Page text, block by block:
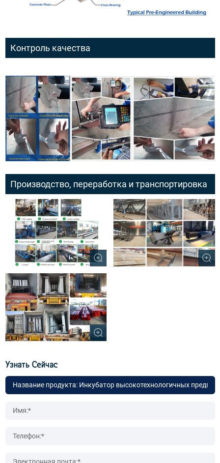
Контроль качества
Производство, переработка и транспортировка
Узнать Сейчас